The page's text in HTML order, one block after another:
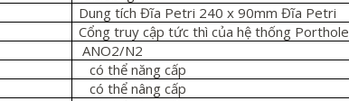
Dung tích Đĩa Petri 240 x 90mm Đĩa Petri
Cổng truy cập tức thì của hệ thống Porthole
ANO2/N2
cóthể năng cấp
cóthể nâng cấp